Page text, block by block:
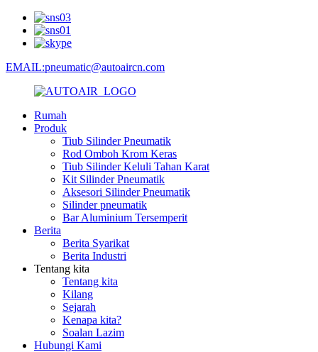
EMAIL:pneumatic@autoaircn.com
Rumah
Produk
Tiub Silinder Pneumatik
Rod Omboh Krom Keras
Tiub Silinder Keluli Tahan Karat
Kit Silinder Pneumatik
Aksesori Silinder Pneumatik
Silinder pneumatik
Bar Aluminium Tersemperit
Berita
Berita Syarikat
Berita Industri
Tentang kita
Tentang kita
Kilang
Sejarah
Kenapa kita?
Soalan Lazim
Hubungi Kami